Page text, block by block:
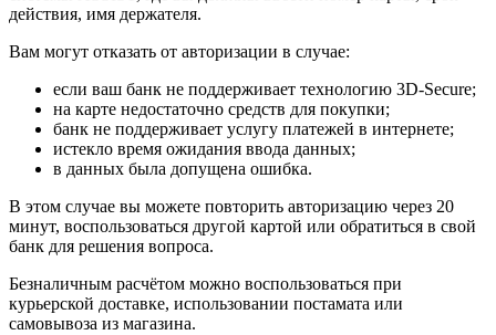
действия, имя держателя.
Вам могут отказать от авторизации в случае:
если ваш банк не поддерживает технологию 3D-Secure;
на карте недостаточно средств для покупки;
банк не поддерживает услугу платежей в интернете;
истекло время ожидания ввода данных;
в данных была допущена ошибка.
В этом случае вы можете повторить авторизацию через 20
минут, воспользоваться другой картой или обратиться в свой
банк для решения вопроса.
Безналичным расчётом можно воспользоваться при
курьерской доставке, использовании постамата или
самовывоза из магазина.